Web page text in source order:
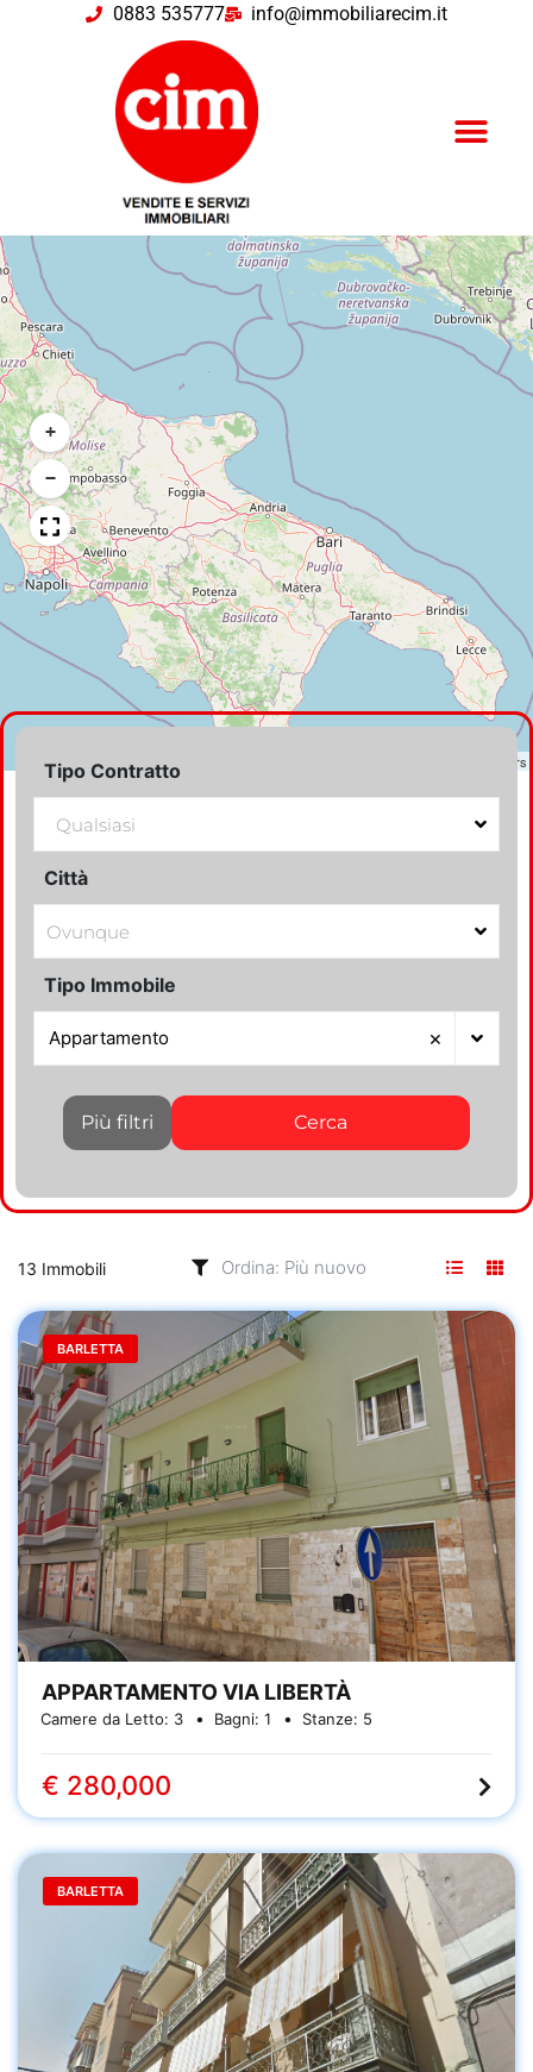
0883 535777 info@immobiliarecim.it
+
−
contributors
Tipo Contratto
Città
Tipo Immobile
Appartamento ×
Più filtri Cerca
13 Immobili
BARLETTA
APPARTAMENTO VIA LIBERTÀ
Camere da Letto: 3 Bagni: 1 Stanze: 5
€ 280,000
BARLETTA